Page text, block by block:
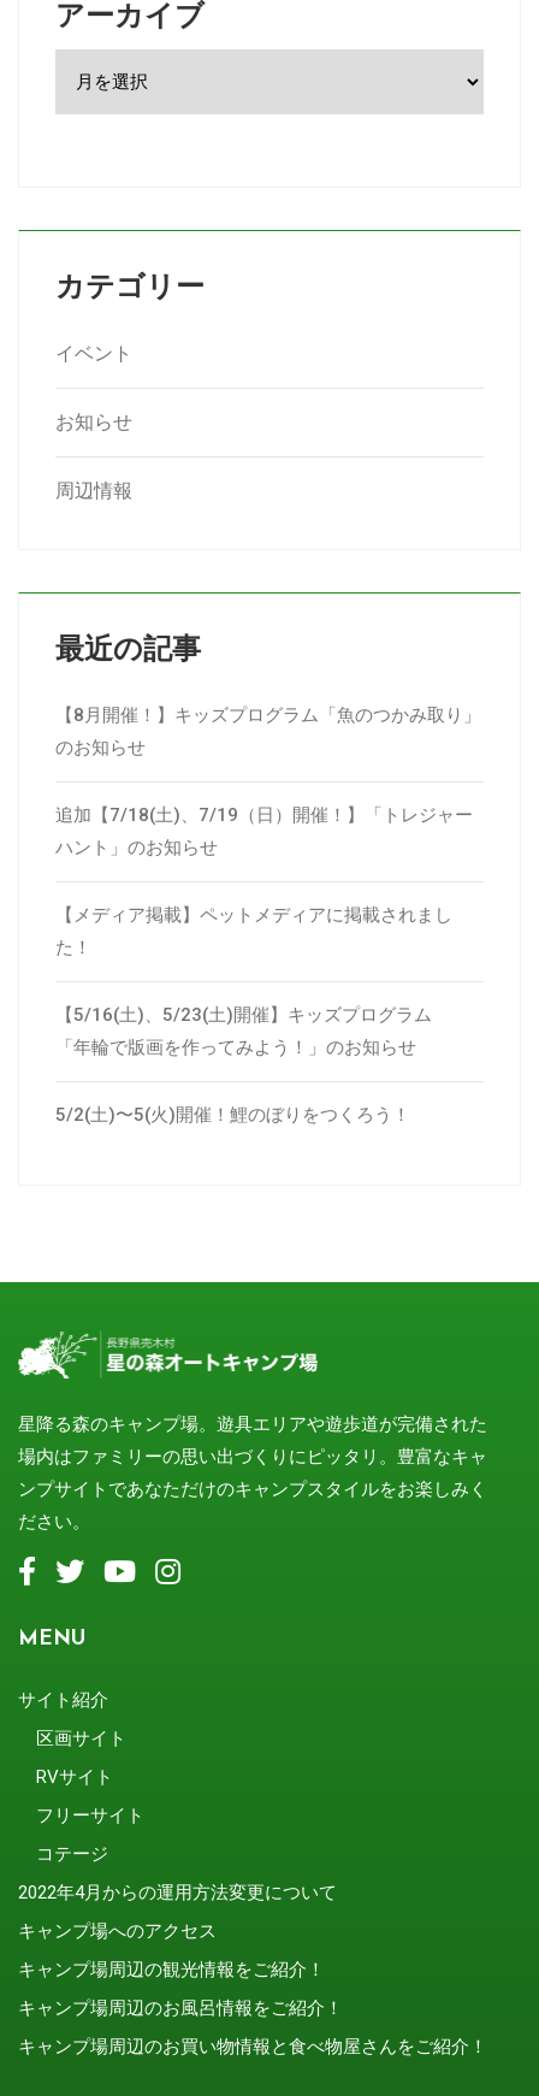
アーカイブ
カテゴリー
イベント
お知らせ
周辺情報
最近の記事
【8月開催！】キッズプログラム「魚のつかみ取り」
のお知らせ
追加【7/18(土)、7/19（日）開催！】「トレジャー
ハント」のお知らせ
【メディア掲載】ペットメディアに掲載されまし
た！
【5/16(土)、5/23(土)開催】キッズプログラム
「年輪で版画を作ってみよう！」のお知らせ
5/2(土)〜5(火)開催！鯉のぼりをつくろう！
星降る森のキャンプ場。遊具エリアや遊歩道が完備された
場内はファミリーの思い出づくりにピッタリ。豊富なキャ
ンプサイトであなただけのキャンプスタイルをお楽しみく
ださい。
MENU
サイト紹介
区画サイト
RVサイト
フリーサイト
コテージ
2022年4月からの運用方法変更について
キャンプ場へのアクセス
キャンプ場周辺の観光情報をご紹介！
キャンプ場周辺のお風呂情報をご紹介！
キャンプ場周辺のお買い物情報と食べ物屋さんをご紹介！